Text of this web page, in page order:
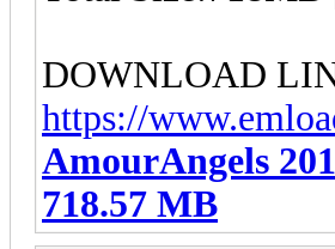
DOWNLOAD
https://
AmourAngels
718.57 MB